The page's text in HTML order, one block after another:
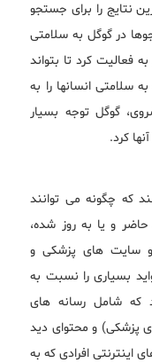
نتایج را برای جستجو
تناوب 20% از جستجوها در گوگل به سلامتی
فعالیت کرد تا بتواند
سلامتی انسانها را به
گوگل توجه بسیار
کرد.
که چگونه می توانند
و یا به روز شده،
سایت های پزشکی و
بسیاری را نسبت به
که شامل رسانه های
پزشکی) و محتوای دید
افرادی که به